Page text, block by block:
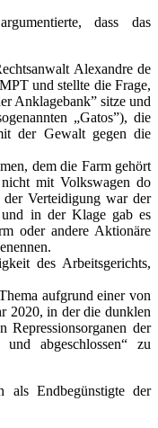
dass das
Alexandre de
und stellte die Frage,
Anklagebank” sitze und
„Gatos”), die
der Gewalt gegen die
dem die Farm gehört
mit Volkswagen do
Verteidigung war der
in der Klage gab es
oder andere Aktionäre
des Arbeitsgerichts,
aufgrund einer von
2020, in der die dunklen
Repressionsorganen der
abgeschlossen“ zu
als Endbegünstigte der